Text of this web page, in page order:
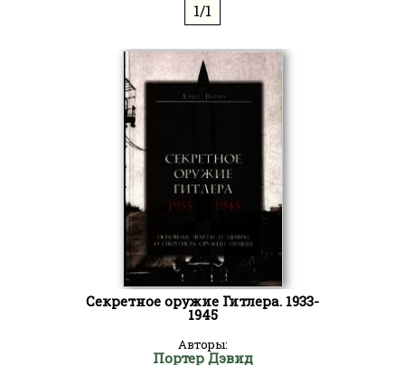
1/1
Секретное оружие Гитлера. 1933-
1945
Авторы:
Портер Дэвид